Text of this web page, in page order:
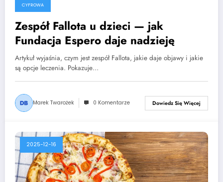
CYFROWA
Zespół Fallota u dzieci — jak
Fundacja Espero daje nadzieję
Artykuł wyjaśnia, czym jest zespół Fallota, jakie daje objawy i jakie
są opcje leczenia. Pokazuje…
Marek Twarożek 0 Komentarze Dowiedz Się Więcej
2025-12-16